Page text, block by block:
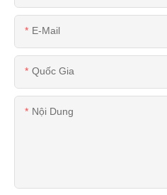
E-Mail
Quốc Gia
Nội Dung